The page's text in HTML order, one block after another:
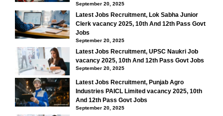
September 20, 2025
Latest Jobs Recruitment, Lok Sabha Junior
Clerk vacancy 2025, 10th And 12th Pass Govt
Jobs
September 20, 2025
Latest Jobs Recruitment, UPSC Naukri Job
vacancy 2025, 10th And 12th Pass Govt Jobs
September 20, 2025
Latest Jobs Recruitment, Punjab Agro
Industries PAICL Limited vacancy 2025, 10th
And 12th Pass Govt Jobs
September 20, 2025